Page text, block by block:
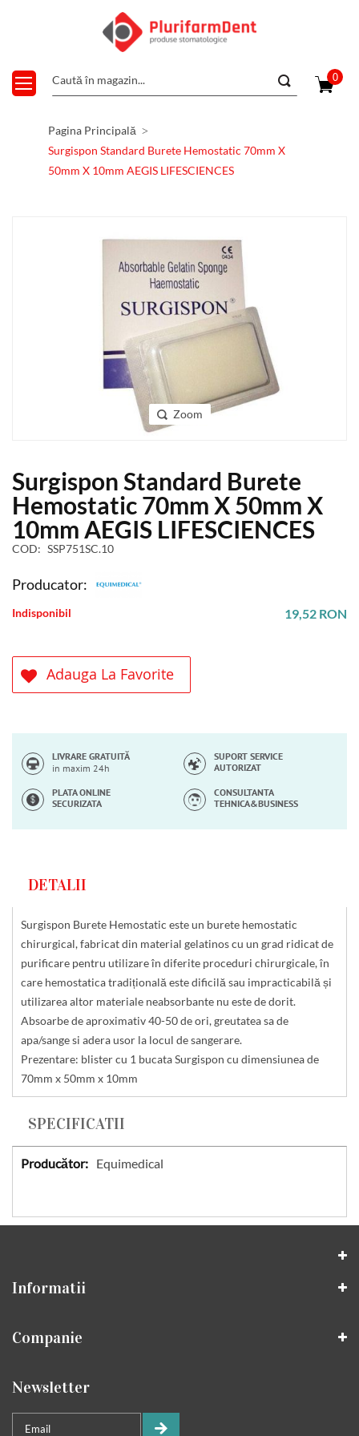
0
Pagina Principală
Surgispon Standard Burete Hemostatic 70mm X
50mm X 10mm AEGIS LIFESCIENCES
Surgispon Standard Burete
Hemostatic 70mm X 50mm X
10mm AEGIS LIFESCIENCES
COD SSP751SC.10
Producator:
Indisponibil 19,52 RON
Adauga La Favorite
Zoom
to
the
beginning
of
the
LIVRARE GRATUITĂ
in maxim 24h
SUPORT SERVICE
AUTORIZAT
PLATA ONLINE
SECURIZATA
CONSULTANTA
TEHNICA&BUSINESS
DETALII
Surgispon Burete Hemostatic este un burete hemostatic
chirurgical, fabricat din material gelatinos cu un grad ridicat de
purificare pentru utilizare în diferite proceduri chirurgicale, în
care hemostatica tradițională este dificilă sau impracticabilă și
utilizarea altor materiale neabsorbante nu este de dorit.
Absoarbe de aproximativ 40-50 de ori, greutatea sa de
apa/sange si adera usor la locul de sangerare.
Prezentare: blister cu 1 bucata Surgispon cu dimensiunea de
70mm x 50mm x 10mm
SPECIFICATII
Specificatii Equimedical
Informatii
Companie
Newsletter